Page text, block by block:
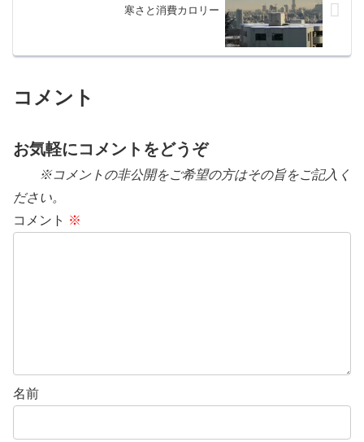
寒さと消費カロリー
コメント
お気軽にコメントをどうぞ
※コメントの非公開をご希望の方はその旨をご記入く
ださい。
コメント ※
名前